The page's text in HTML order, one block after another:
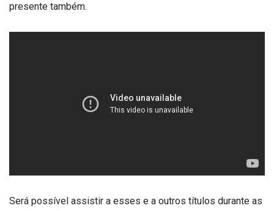
presente também.
Será possível assistir a esses e a outros títulos durante as